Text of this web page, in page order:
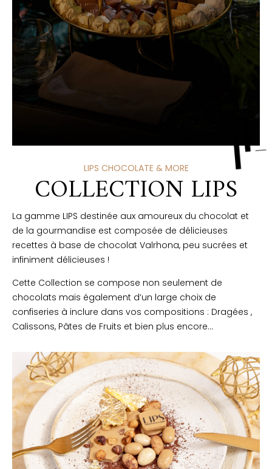
LIPS CHOCOLATE & MORE
COLLECTION LIPS
La gamme LIPS destinée aux amoureux du chocolat et
de la gourmandise est composée de délicieuses
recettes à base de chocolat Valrhona, peu sucrées et
infiniment délicieuses !
Cette Collection se compose non seulement de
chocolats mais également d’un large choix de
confiseries à inclure dans vos compositions : Dragées ,
Calissons, Pâtes de Fruits et bien plus encore…